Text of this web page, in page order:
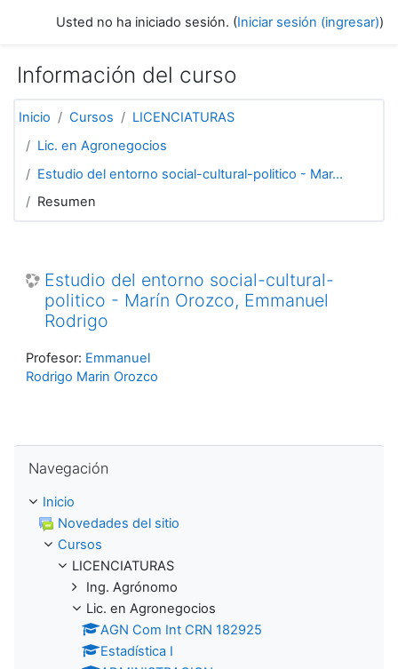
Usted no ha iniciado sesión. (Iniciar sesión (ingresar))
Información del curso
Inicio Cursos
LICENCIATURAS
Lic. en Agronegocios
Estudio del entorno social-cultural-politico - Mar...
Resumen
Estudio del entorno social-cultural-
politico - Marín Orozco, Emmanuel
Rodrigo
Profesor: Emmanuel
Rodrigo Marin Orozco
Navegación
Inicio
Novedades del sitio
Cursos
LICENCIATURAS
Ing. Agrónomo
Lic. en Agronegocios
AGN Com Int CRN 182925
Estadística I